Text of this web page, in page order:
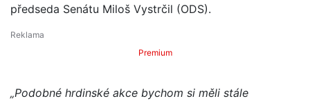
předseda Senátu Miloš Vystrčil (ODS).
Premium
„Podobné hrdinské akce bychom si měli stále